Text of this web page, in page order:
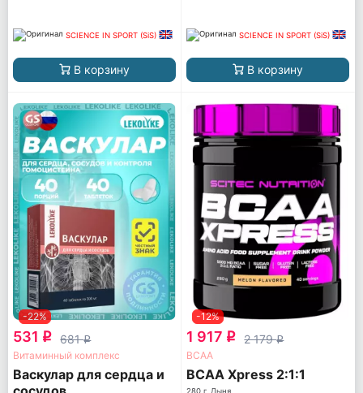
SCIENCE IN SPORT (SiS)
В корзину
SCIENCE IN SPORT (SiS)
В корзину
-22%
531 q 681q
Витаминный комплекс
Васкулар для сердца и
-12%
1 917 q 2 179q
ВСАА
BCAA Xpress 2:1:1
280 г, Дыня